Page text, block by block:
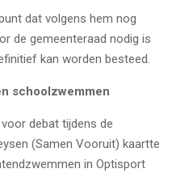
dat volgens hem nog
de gemeenteraad nodig is
kan worden besteed.
schoolzwemmen
debat tijdens de
(Samen Vooruit) kaartte
in Optisport